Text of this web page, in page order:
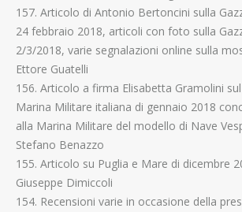
157. Articolo di Antonio Bertoncini sulla
24 febbraio 2018, articoli con foto sulla
2/3/2018, varie segnalazioni online sulla
Ettore Guatelli
156. Articolo a firma Elisabetta Gramolini
Marina Militare italiana di gennaio 2018
alla Marina Militare del modello di Nave
Stefano Benazzo
155. Articolo su Puglia e Mare di dicembre
Giuseppe Dimiccoli
154. Recensioni varie in occasione della